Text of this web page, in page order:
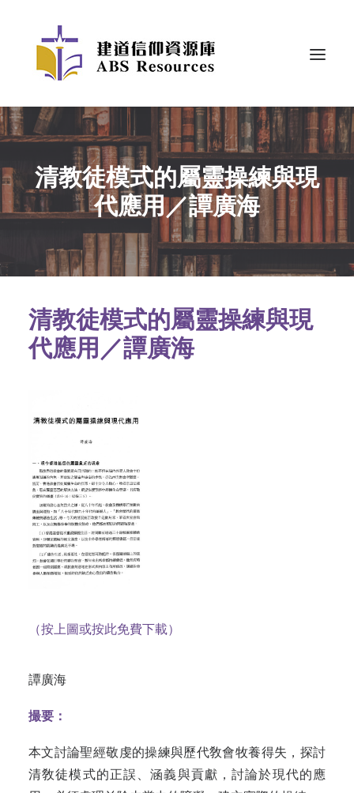
清教徒模式的屬靈操練與現
代應用／譚廣海
清教徒模式的屬靈操練與現
代應用／譚廣海
（按上圖或按此免費下載）
譚廣海
撮要：
本文討論聖經敬虔的操練與歷代敎會牧養得失，探討
清敎徒模式的正誤、涵義與貢獻，討論於現代的應